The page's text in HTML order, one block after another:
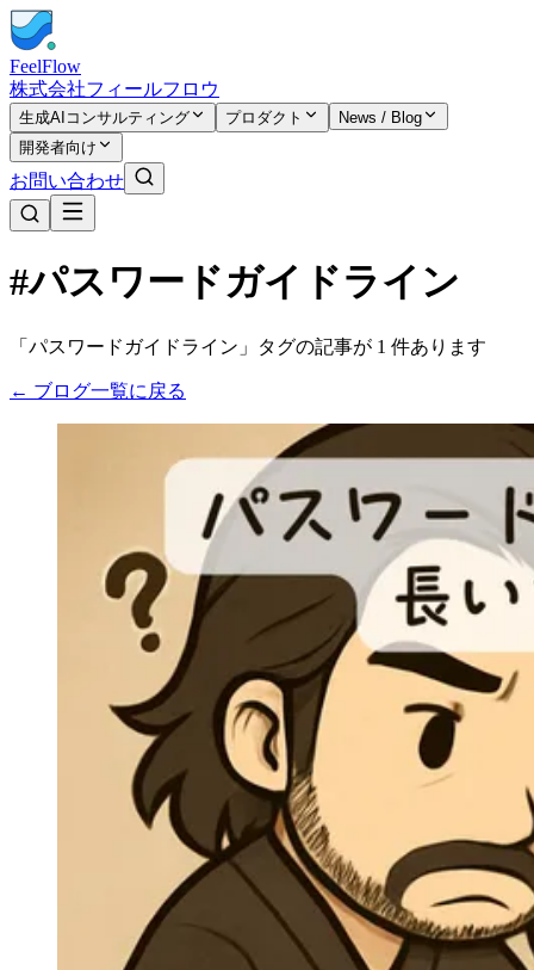
FeelFlow
株式会社フィールフロウ
生成AIコンサルティング プロダクト
News / Blog
開発者向け
お問い合わせ
#パスワードガイドライン
「パスワードガイドライン」タグの記事が 1 件あります
← ブログ一覧に戻る